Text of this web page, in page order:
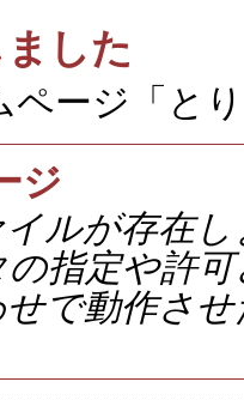
した
ページ「と
ジ
イルが存在
の指定や許
で動作さ